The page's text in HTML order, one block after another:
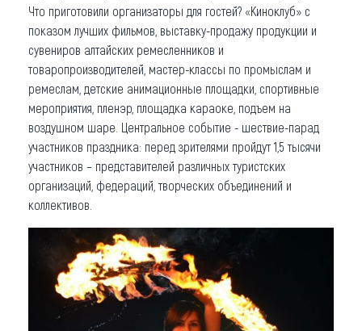
Что приготовили организаторы для гостей? «Киноклуб» с
показом лучших фильмов, выставку-продажу продукции и
сувениров алтайских ремесленников и
товаропроизводителей, мастер-классы по промыслам и
ремеслам, детские анимационные площадки, спортивные
мероприятия, пленэр, площадка караоке, подъем на
воздушном шаре. Центральное событие - шествие-парад
участников праздника: перед зрителями пройдут 1,5 тысячи
участников – представителей различных туристских
организаций, федераций, творческих объединений и
коллективов.